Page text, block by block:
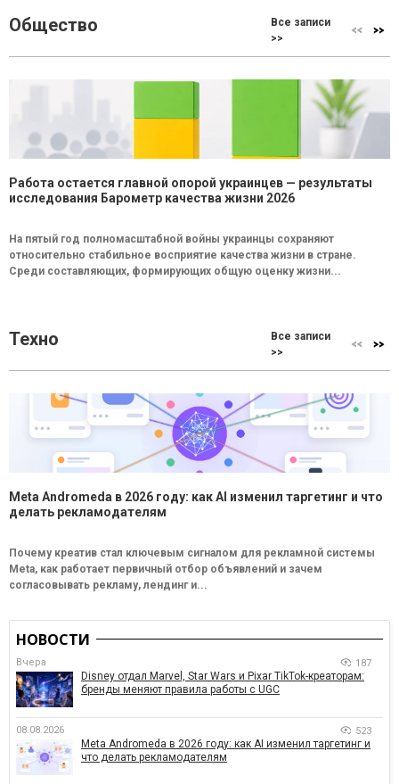
Общество
Все записи
>>
Работа остается главной опорой украинцев — результаты
исследования Барометр качества жизни 2026
На пятый год полномасштабной войны украинцы сохраняют
относительно стабильное восприятие качества жизни в стране.
Среди составляющих, формирующих общую оценку жизни...
Техно
Все записи
>>
Meta Andromeda в 2026 году: как AI изменил таргетинг и что
делать рекламодателям
Почему креатив стал ключевым сигналом для рекламной системы
Meta, как работает первичный отбор объявлений и зачем
согласовывать рекламу, лендинг и...
НОВОСТИ
Вчера 187
Disney отдал Marvel, Star Wars и Pixar TikTok-креаторам:
бренды меняют правила работы с UGC
08.08.2026 523
Meta Andromeda в 2026 году: как AI изменил таргетинг и
что делать рекламодателям